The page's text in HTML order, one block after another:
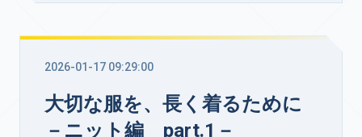
2026-01-17 09:29:00
大切な服を、長く着るために
－ニット編 part.1－